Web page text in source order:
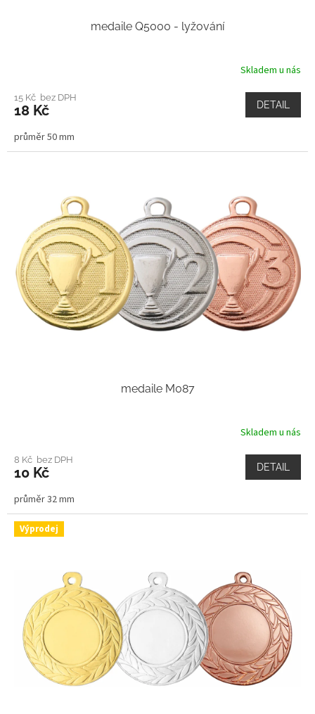
medaile Q5000 - lyžování
Skladem u nás
15 Kč bez DPH
18 Kč DETAIL
průměr 50 mm
medaile M087
Skladem u nás
8 Kč bez DPH
10 Kč DETAIL
průměr 32 mm
Výprodej